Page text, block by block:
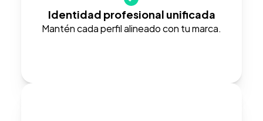
Identidad profesional unificada
Mantén cada perfil alineado con tu marca.